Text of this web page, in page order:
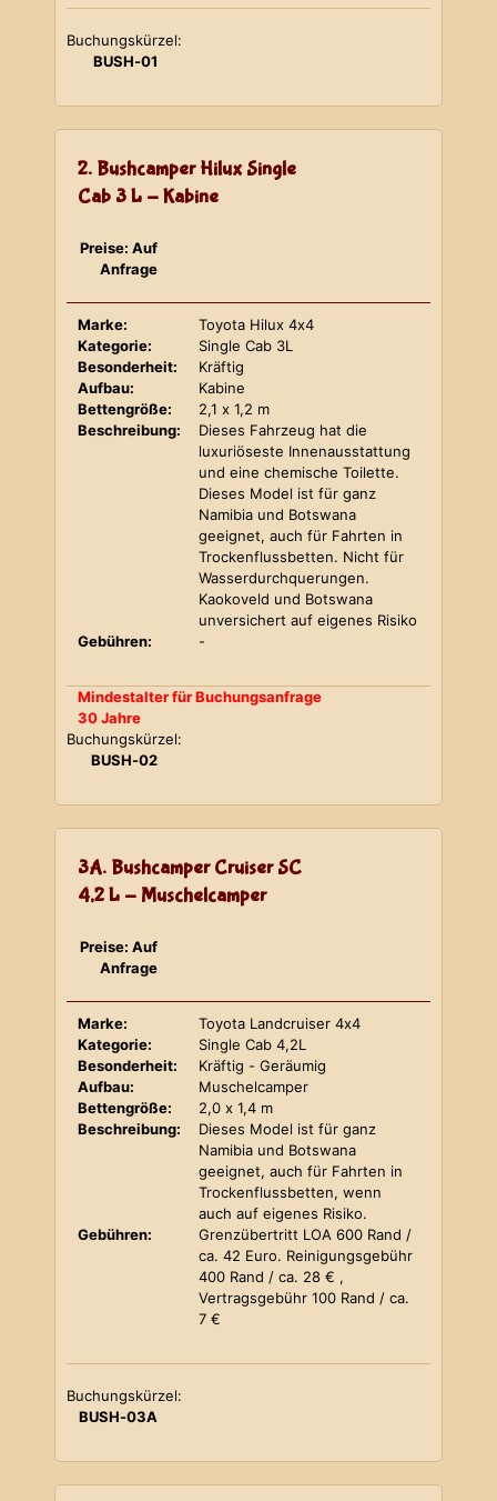
Buchungskürzel:
BUSH-01
2. Bushcamper Hilux Single
Cab 3 L - Kabine
Preise: Auf
Anfrage
Marke:
Toyota Hilux 4x4
Kategorie:
Single Cab 3L
Besonderheit:
Kräftig
Aufbau:
Kabine
Bettengröße:
2,1 x 1,2 m
Beschreibung:
Dieses Fahrzeug hat die
luxuriöseste Innenausstattung
und eine chemische Toilette.
Dieses Model ist für ganz
Namibia und Botswana
geeignet, auch für Fahrten in
Trockenflussbetten. Nicht für
Wasserdurchquerungen.
Kaokoveld und Botswana
unversichert auf eigenes Risiko
Gebühren:
-
Mindestalter für Buchungsanfrage
30 Jahre
Buchungskürzel:
BUSH-02
3A. Bushcamper Cruiser SC
4,2 L - Muschelcamper
Preise: Auf
Anfrage
Marke:
Toyota Landcruiser 4x4
Kategorie:
Single Cab 4,2L
Besonderheit:
Kräftig - Geräumig
Aufbau:
Muschelcamper
Bettengröße:
2,0 x 1,4 m
Beschreibung:
Dieses Model ist für ganz
Namibia und Botswana
geeignet, auch für Fahrten in
Trockenflussbetten, wenn
auch auf eigenes Risiko.
Gebühren:
Grenzübertritt LOA 600 Rand /
ca. 42 Euro. Reinigungsgebühr
400 Rand / ca. 28 € ,
Vertragsgebühr 100 Rand / ca.
7 €
Buchungskürzel:
BUSH-03A